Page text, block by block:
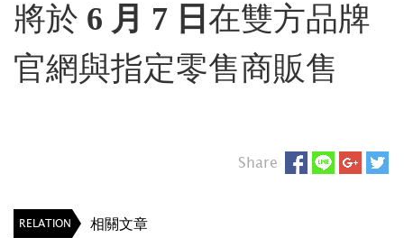
將於 6 月 7 日 在雙方品牌
官網與指定零售商販售
Share
RELATION 相關文章